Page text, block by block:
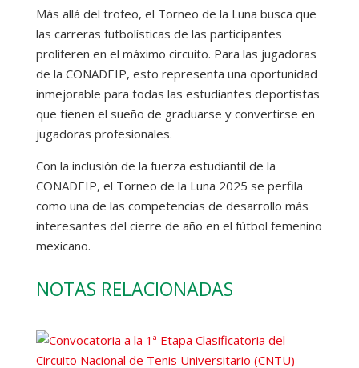
Más allá del trofeo, el Torneo de la Luna busca que
las carreras futbolísticas de las participantes
proliferen en el máximo circuito. Para las jugadoras
de la CONADEIP, esto representa una oportunidad
inmejorable para todas las estudiantes deportistas
que tienen el sueño de graduarse y convertirse en
jugadoras profesionales.
Con la inclusión de la fuerza estudiantil de la
CONADEIP, el Torneo de la Luna 2025 se perfila
como una de las competencias de desarrollo más
interesantes del cierre de año en el fútbol femenino
mexicano.
NOTAS RELACIONADAS